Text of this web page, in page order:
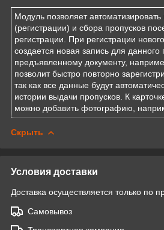
Модуль позволяет
(регистрации) и сбора пропусков
регистрации. При регистрации
создается новая запись для данного
предъявленному документу,
позволит быстро повторно
так как все данные будут
истории выдачи пропусков. К
можно добавить фотографию,
Скрыть
Условия доставки
Доставка осуществляется только по
Самовывоз